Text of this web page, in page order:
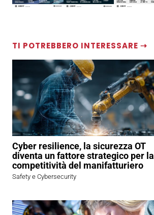
TI POTREBBERO INTERESSARE ⇢
Cyber resilience, la sicurezza OT
diventa un fattore strategico per la
competitività del manifatturiero
Safety e Cybersecurity